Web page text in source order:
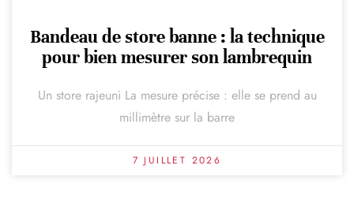
Bandeau de store banne : la technique
pour bien mesurer son lambrequin
Un store rajeuni La mesure précise : elle se prend au
millimètre sur la barre
7 JUILLET 2026